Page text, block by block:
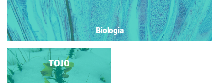
Biologia
FLORES MASCULINAS
DE RÍCINO
TOJO